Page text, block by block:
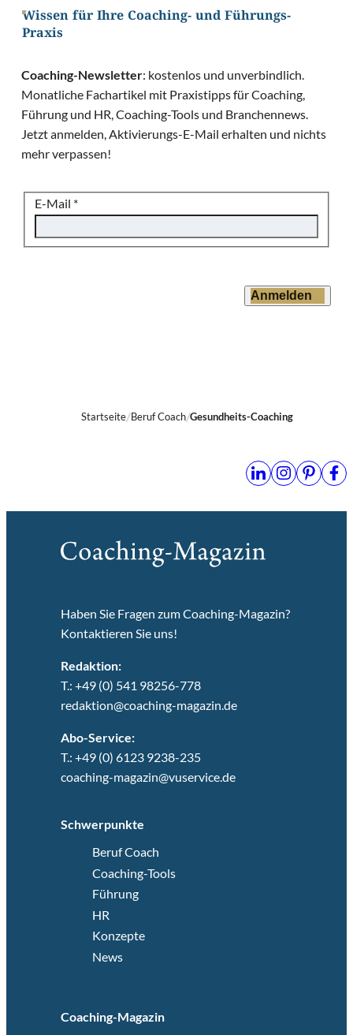
Wissen für Ihre Coaching- und Führungs-
Praxis
Coaching-Newsletter: kostenlos und unverbindlich.
Monatliche Fachartikel mit Praxistipps für Coaching,
Führung und HR, Coaching-Tools und Branchennews.
Jetzt anmelden, Aktivierungs-E-Mail erhalten und nichts
mehr verpassen!
E-Mail *
Anmelden
Startseite Beruf Coach Gesundheits-Coaching
Haben Sie Fragen zum Coaching-Magazin?
Kontaktieren Sie uns!
Redaktion:
T.: +49 (0) 541 98256-778
redaktion@coaching-magazin.de
Abo-Service:
T.: +49 (0) 6123 9238-235
coaching-magazin@vuservice.de
Schwerpunkte
Beruf Coach
Coaching-Tools
Führung
HR
Konzepte
News
Coaching-Magazin